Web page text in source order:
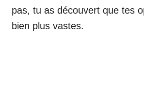
pas, tu as découvert que tes
bien plus vastes.